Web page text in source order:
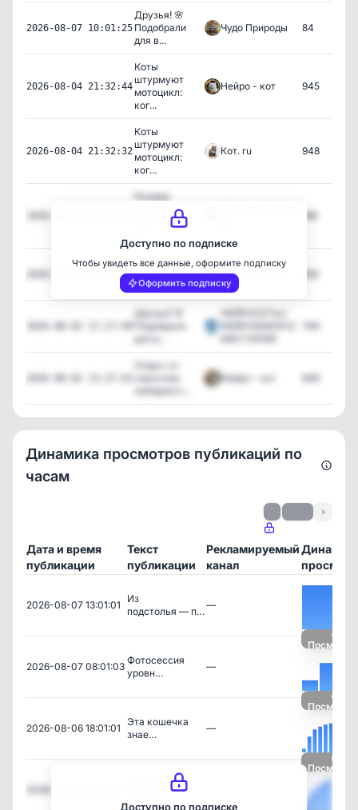
2026-08-07 10:01:25
Друзья! 🌸
Подобрали
для в...
Чудо Природы 84
2026-08-04 21:32:44
Коты
штурмуют
мотоцикл:
ког...
Нейро - кот 945
2026-08-04 21:32:32
Коты
штурмуют
мотоцикл:
ког...
Кот. ru 948
Размер
уют — один
198
2026-08-04 17:28:15
Наши каналы
с котиками в
Ма...
Чудо Природы 260
Друзья! 🌸
Подобрали
для в...
НЕЙРОСЕТЬ//
НЕЙРОЮМОР///
748
Отдых со
смыслом:
набираетс...
Нейро - кот 846
Доступно по подписке
Чтобы увидеть все данные, оформите подписку
Оформить подписку
Динамика просмотров публикаций по
часам
›
Дата и время
публикации
Текст
публикации
Рекламируемый
канал
2026-08-07 13:01:01
Из
подстолья — п…
—
2026-08-07 08:01:03
Фотосессия
уровн…
—
2026-08-06 18:01:01
Эта кошечка
знае…
—
2026-08-06 13:01:01
Коллекция
Доступно по подписке